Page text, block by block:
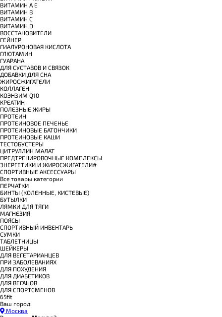
ВИТАМИН A E
ВИТАМИН B
ВИТАМИН C
ВИТАМИН D
ВОССТАНОВИТЕЛИ
ГЕЙНЕР
ГИАЛУРОНОВАЯ КИСЛОТА
ГЛЮТАМИН
ГУАРАНА
ДЛЯ СУСТАВОВ И СВЯЗОК
ДОБАВКИ ДЛЯ СНА
ЖИРОСЖИГАТЕЛИ
КОЛЛАГЕН
КОЭНЗИМ Q10
КРЕАТИН
ПОЛЕЗНЫЕ ЖИРЫ
ПРОТЕИН
ПРОТЕИНОВОЕ ПЕЧЕНЬЕ
ПРОТЕИНОВЫЕ БАТОНЧИКИ
ПРОТЕИНОВЫЕ КАШИ
ТЕСТОБУСТЕРЫ
ЦИТРУЛЛИН МАЛАТ
ПРЕДТРЕНИРОВОЧНЫЕ КОМПЛЕКСЫ
ЭНЕРГЕТИКИ И ЖИРОСЖИГАТЕЛИ#
СПОРТИВНЫЕ АКСЕССУАРЫ
Все товары категории
ПЕРЧАТКИ
БИНТЫ (КОЛЕННЫЕ, КИСТЕВЫЕ)
БУТЫЛКИ
ЛЯМКИ ДЛЯ ТЯГИ
МАГНЕЗИЯ
ПОЯСЫ
СПОРТИВНЫЙ ИНВЕНТАРЬ
СУМКИ
ТАБЛЕТНИЦЫ
ШЕЙКЕРЫ
ДЛЯ ВЕГЕТАРИАНЦЕВ
ПРИ ЗАБОЛЕВАНИЯХ
ДЛЯ ПОХУДЕНИЯ
ДЛЯ ДИАБЕТИКОВ
ДЛЯ ВЕГАНОВ
ДЛЯ СПОРТСМЕНОВ
65fit
Ваш город:
Москва